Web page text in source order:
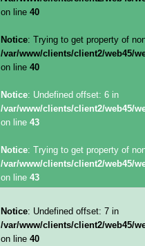
on line 40
Notice: Trying to get property of
/var/www/clients/client2/web45/
on line 40
Notice: Undefined offset: 6 in
/var/www/clients/client2/web45/
on line 43
Notice: Trying to get property of
/var/www/clients/client2/web45/
on line 43
Notice: Undefined offset: 7 in
/var/www/clients/client2/web45/
on line 40